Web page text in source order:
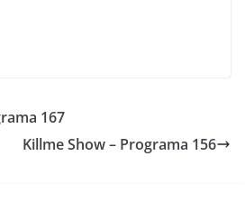
167
Killme Show – Programa 156